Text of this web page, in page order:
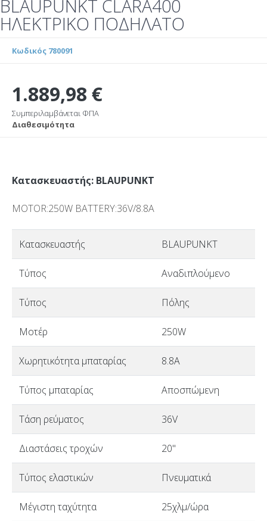
BLAUPUNKT CLARA400
ΗΛΕΚΤΡΙΚΟ ΠΟΔΗΛΑΤΟ
Κωδικός 780091
1.889,98 €
Συμπεριλαμβάνεται ΦΠΑ
Διαθεσιμότητα
Κατασκευαστής: BLAUPUNKT
MOTOR:250W BATTERY:36V/8.8A
Κατασκευαστής BLAUPUNKT
Τύπος Αναδιπλούμενο
Τύπος Πόλης
Μοτέρ 250W
Χωρητικότητα μπαταρίας 8.8A
Τύπος μπαταρίας Αποσπώμενη
Τάση ρεύματος 36V
Διαστάσεις τροχών 20"
Τύπος ελαστικών Πνευματικά
Μέγιστη ταχύτητα 25χλμ/ώρα